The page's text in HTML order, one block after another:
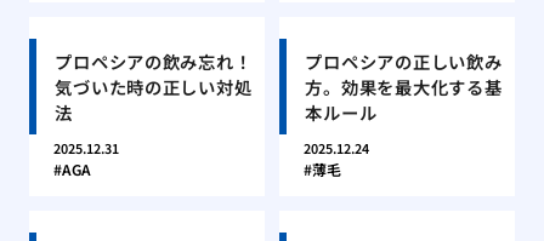
プロペシアの飲み忘れ！
気づいた時の正しい対処
法
2025.12.31
AGA
プロペシアの正しい飲み
方。効果を最大化する基
本ルール
2025.12.24
薄毛